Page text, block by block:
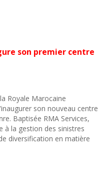
son premier centre
Royale Marocaine
son nouveau centre
Baptisée RMA Services,
la gestion des sinistres
diversification en matière